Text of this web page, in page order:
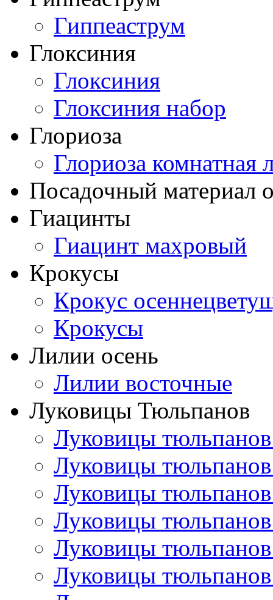
Гиппеаструм
Глоксиния
Глоксиния
Глоксиния набор
Глориоза
Глориоза комнатная
Посадочный материал
Гиацинты
Гиацинт махровый
Крокусы
Крокус
Крокусы
Лилии осень
Лилии восточные
Луковицы Тюльпанов
Луковицы
Луковицы
Луковицы
Луковицы
Луковицы
Луковицы